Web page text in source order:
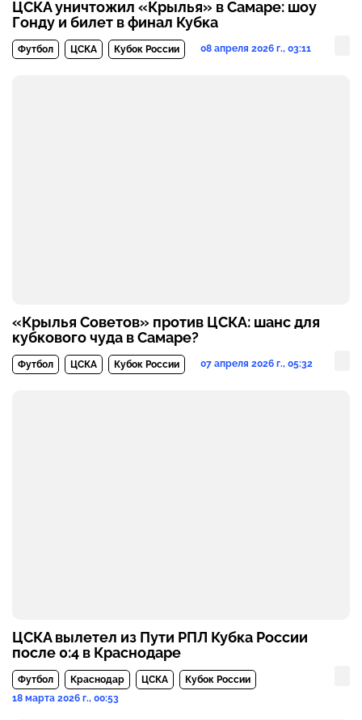
ЦСКА уничтожил «Крылья» в Самаре: шоу
Гонду и билет в финал Кубка
Футбол ЦСКА Кубок России 08 апреля 2026 г., 03:11
«Крылья Советов» против ЦСКА: шанс для
кубкового чуда в Самаре?
Футбол ЦСКА Кубок России 07 апреля 2026 г., 05:32
ЦСКА вылетел из Пути РПЛ Кубка России
после 0:4 в Краснодаре
Футбол Краснодар ЦСКА
Кубок России
18 марта 2026 г., 00:53